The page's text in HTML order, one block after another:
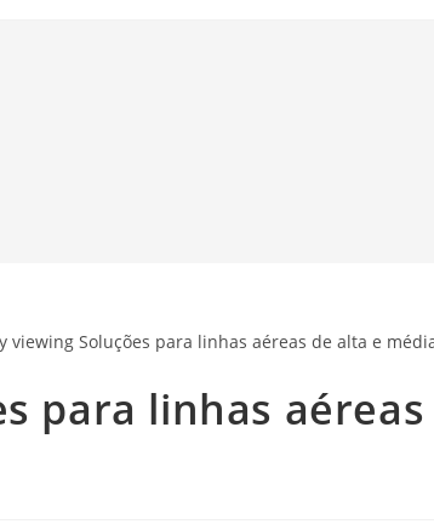
para linhas